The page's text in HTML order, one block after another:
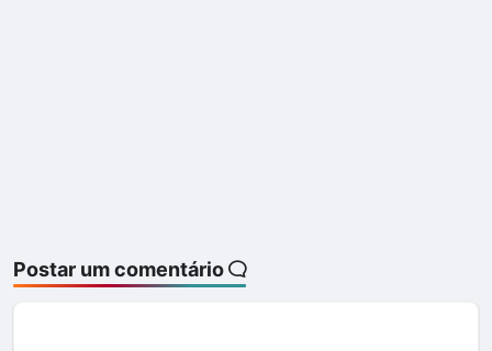
Postar um comentário